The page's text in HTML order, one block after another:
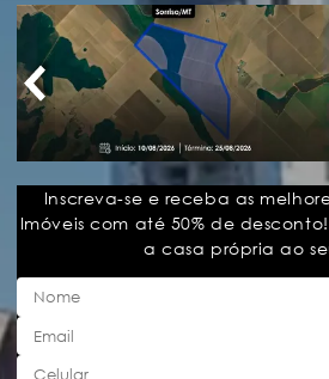
Inscreva-se e receba as
Imóveis com até 50% de
a casa própria ao